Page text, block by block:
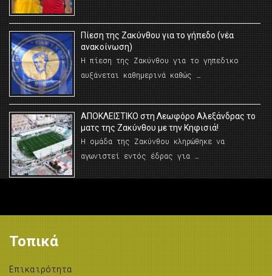
Πίεση της Ζακύνθου για το γήπεδο (νέα
ανακοίνωση)
Η πίεση της Ζακύνθου για το γηπεδικο
αυξάνεται καθημερινά καθώς …
AΠΟΚΛΕΙΣΤΙΚΟ στη Λεωφόρο Αλεξάνδρας το
ματς της Ζακύνθου με την Κηφισιά!
Η ομάδα της Ζακύνθου κληρώθηκε να
αγωνιστεί εντός έδρας για …
Τοπικά
Επικαιρότητα